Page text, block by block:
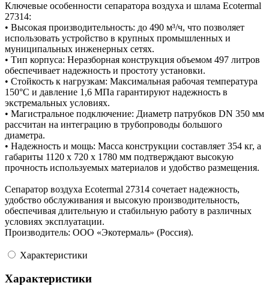
Ключевые особенности сепаратора воздуха и шлама Ecotermal
27314:
• Высокая производительность: до 490 м³/ч, что позволяет
использовать устройство в крупных промышленных и
муниципальных инженерных сетях.
• Тип корпуса: Неразборная конструкция объемом 497 литров
обеспечивает надежность и простоту установки.
• Стойкость к нагрузкам: Максимальная рабочая температура
150°C и давление 1,6 МПа гарантируют надежность в
экстремальных условиях.
• Магистральное подключение: Диаметр патрубков DN 350 мм
рассчитан на интеграцию в трубопроводы большого
диаметра.
• Надежность и мощь: Масса конструкции составляет 354 кг, а
габариты 1120 x 720 x 1780 мм подтверждают высокую
прочность используемых материалов и удобство размещения.
Сепаратор воздуха Ecotermal 27314 сочетает надежность,
удобство обслуживания и высокую производительность,
обеспечивая длительную и стабильную работу в различных
условиях эксплуатации.
Производитель: ООО «Экотермаль» (Россия).
Характеристики
Характеристики